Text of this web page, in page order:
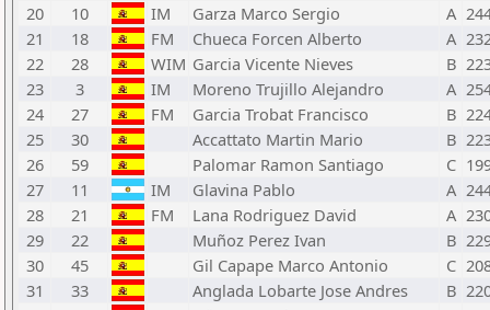
20
10 IM Garza Marco Sergio A
21
18 FM Chueca Forcen Alberto A
22
28 WIM Garcia Vicente Nieves B
23
3 IM Moreno Trujillo Alejandro A
24
27 FM Garcia Trobat Francisco B
25
30 Accattato Martin Mario B
26
59 Palomar Ramon Santiago C
27
11 IM Glavina Pablo A
28
21 FM Lana Rodriguez David A
29
22 Muñoz Perez Ivan B
30
45 Gil Capape Marco Antonio C
31
33 Anglada Lobarte Jose Andres B